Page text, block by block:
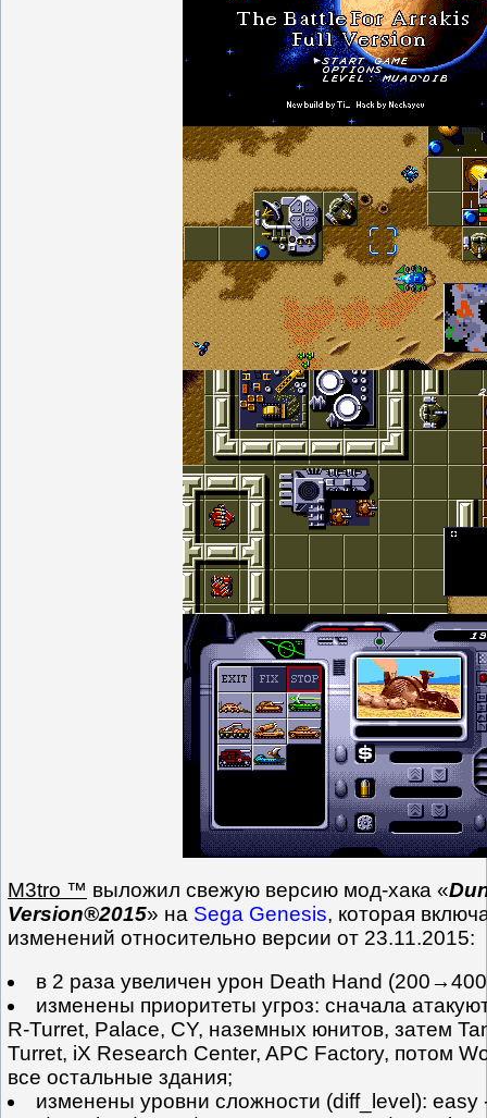
M3tro ™ выложил свежую версию мод-хака «
Version®2015» на Sega Genesis, которая
изменений относительно версии от 23.11.2015:
в 2 раза увеличен урон Death Hand
изменены приоритеты угроз: сначала
R-Turret, Palace, CY, наземных юнитов, затем
Turret, iX Research Center, APC Factory, потом
все остальные здания;
изменены уровни сложности (diff_level): easy